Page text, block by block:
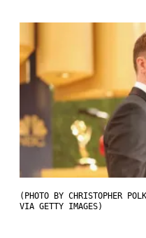
(PHOTO BY CHRISTOPHER
VIA GETTY IMAGES)